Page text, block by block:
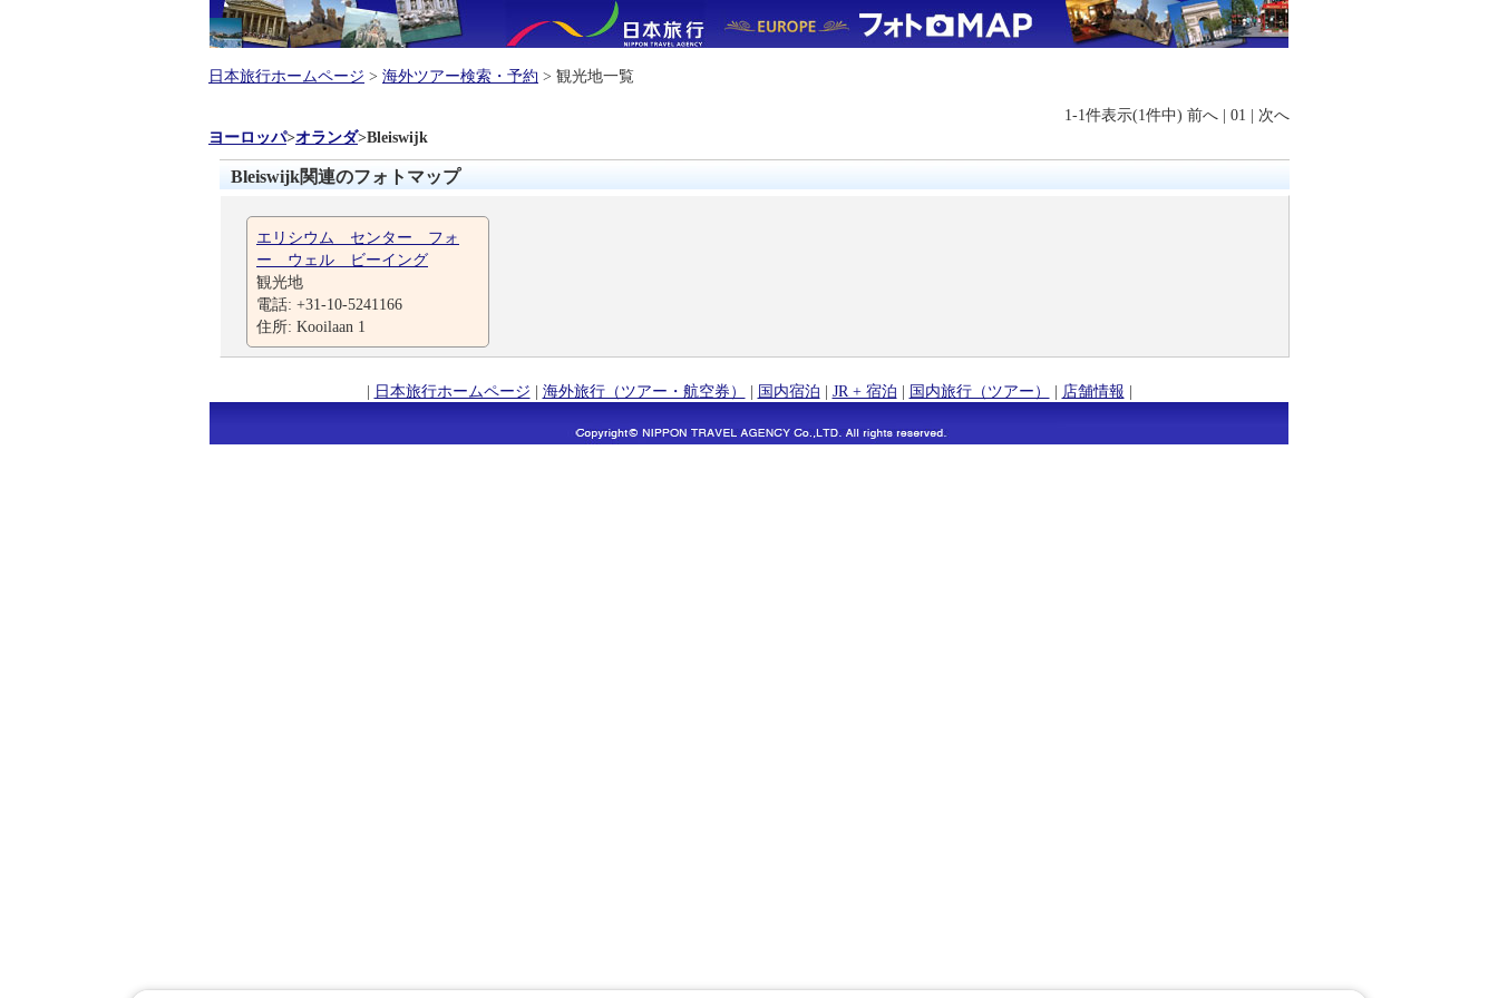
日本旅行ホームページ > 海外ツアー検索・予約 > 観光地一覧
1-1件表示(1件中) 前へ | 01 | 次へ
ヨーロッパ>オランダ>Bleiswijk
Bleiswijk関連のフォトマップ
エリシウム センター フォ
ー ウェル ビーイング
観光地
電話: +31-10-5241166
住所: Kooilaan 1
| 日本旅行ホームページ | 海外旅行（ツアー・航空券） | 国内宿泊 | JR + 宿泊 | 国内旅行（ツアー） | 店舗情報 |